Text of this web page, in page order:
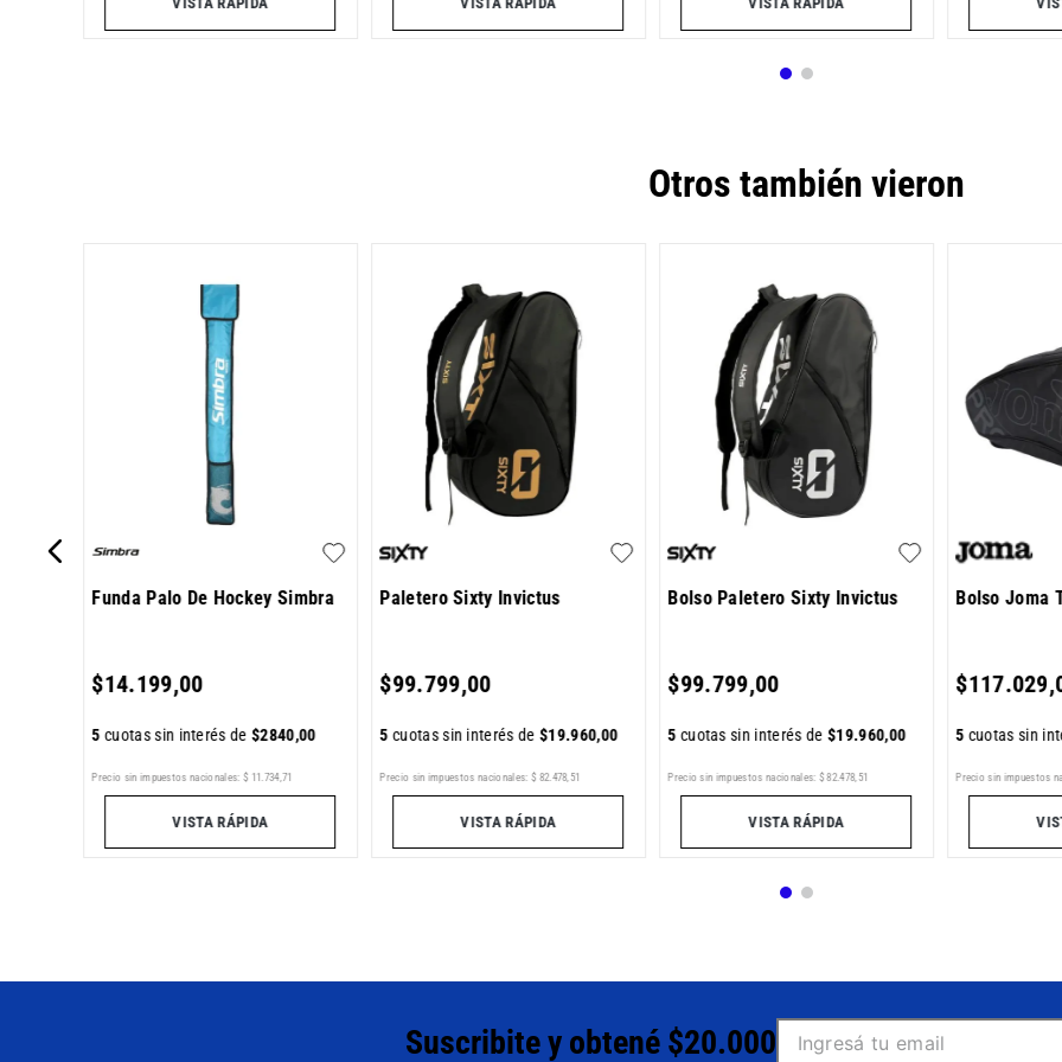
Otros también vieron
Funda Palo De Hockey Simbra
$14.199,00
5 cuotas sin interés de$2840,00
Precio sin impuestos nacionales: $ 11 734 ,71
VISTA RÁPIDA
Paletero Sixty Invictus
$99.799,00
5 cuotas sin interés de$19.960,00
Precio sin impuestos nacionales: $ 82 478 51
VISTA RÁPIDA
Bolso Paletero Sixty Invictus
$99.799,00
5 cuotas sin interés de$19.960,00
Precio sin impuestos nacionales: $ 82 .478 51
VISTA RÁPIDA
Bolso Joma
$117.029,
5 cuotas sin
Precio sin impuestos
Suscribite y obtené $20.000